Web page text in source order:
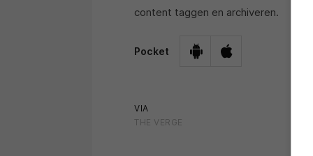
content taggen en archiveren.
Pocket
VIA
THE VERGE